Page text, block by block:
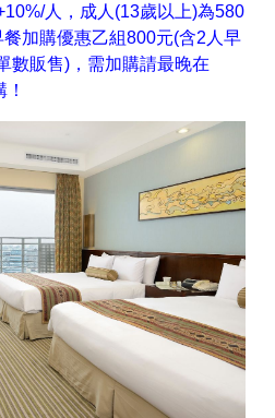
人，成人(13歲以上)為580
加購優惠乙組800元(含2人早
數販售)，需加購請最晚在